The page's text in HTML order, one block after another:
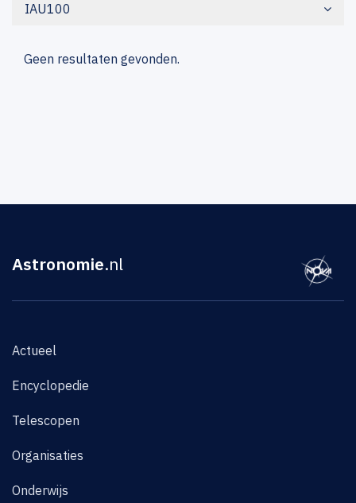
IAU100
Geen resultaten gevonden.
Astronomie.nl
Actueel
Encyclopedie
Telescopen
Organisaties
Onderwijs